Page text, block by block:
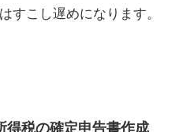
すこし遅めになります。
税の確定申告書作成